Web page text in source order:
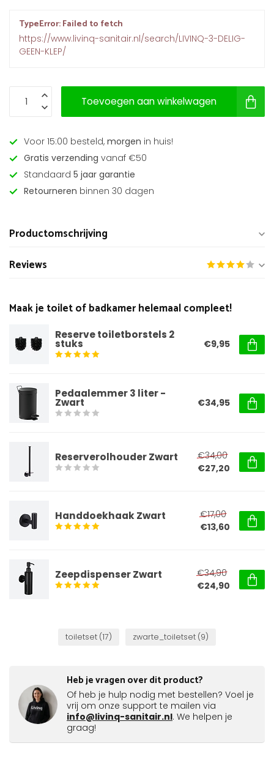
TypeError: Failed to fetch
https://www.livinq-sanitair.nl/search/LIVINQ-3-DELIG-
GEEN-KLEP/
Toevoegen aan winkelwagen
Voor 15:00 besteld, morgen in huis!
Gratis verzending vanaf €50
Standaard 5 jaar garantie
Retourneren binnen 30 dagen
Productomschrijving
Reviews
Maak je toilet of badkamer helemaal compleet!
Reserve toiletborstels 2
stuks €9,95
Pedaalemmer 3 liter -
Zwart €34,95
Reserverolhouder Zwart
€34,00
€27,20
Handdoekhaak Zwart
€17,00
€13,60
Zeepdispenser Zwart
€34,90
€24,90
toiletset (17) zwarte_toiletset (9)
Heb je vragen over dit product?
Of heb je hulp nodig met bestellen? Voel je
vrij om onze support te mailen via
info@livinq-sanitair.nl. We helpen je
graag!